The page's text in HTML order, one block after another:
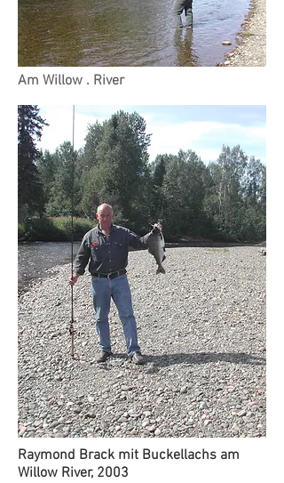
Am Willow . River
Raymond Brack mit Buckellachs am
Willow River, 2003